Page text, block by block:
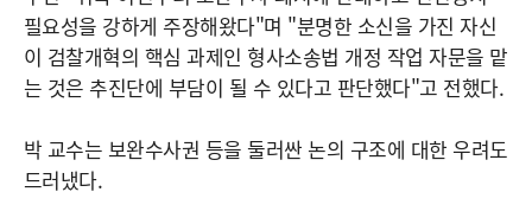
필요성을 강하게 주장해왔다"며 "분명한 소신을 가진 자신
이 검찰개혁의 핵심 과제인 형사소송법 개정 작업 자문을 맡
는 것은 추진단에 부담이 될 수 있다고 판단했다"고 전했다.
박 교수는 보완수사권 등을 둘러싼 논의 구조에 대한 우려도
드러냈다.